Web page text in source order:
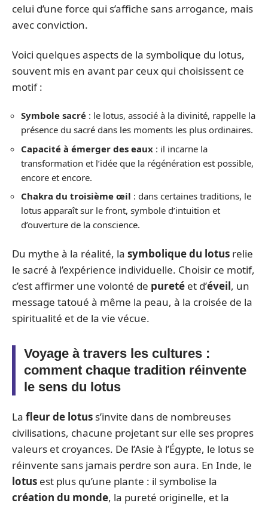
celui d’une force qui s’affiche sans arrogance, mais
avec conviction.
Voici quelques aspects de la symbolique du lotus,
souvent mis en avant par ceux qui choisissent ce
motif :
Symbole sacré : le lotus, associé à la divinité, rappelle la
présence du sacré dans les moments les plus ordinaires.
Capacité à émerger des eaux : il incarne la
transformation et l’idée que la régénération est possible,
encore et encore.
Chakra du troisième œil : dans certaines traditions, le
lotus apparaît sur le front, symbole d’intuition et
d’ouverture de la conscience.
Du mythe à la réalité, la symbolique du lotus relie
le sacré à l’expérience individuelle. Choisir ce motif,
c’est affirmer une volonté de pureté et d’éveil, un
message tatoué à même la peau, à la croisée de la
spiritualité et de la vie vécue.
Voyage à travers les cultures :
comment chaque tradition réinvente
le sens du lotus
La fleur de lotus s’invite dans de nombreuses
civilisations, chacune projetant sur elle ses propres
valeurs et croyances. De l’Asie à l’Égypte, le lotus se
réinvente sans jamais perdre son aura. En Inde, le
lotus est plus qu’une plante : il symbolise la
création du monde, la pureté originelle, et la